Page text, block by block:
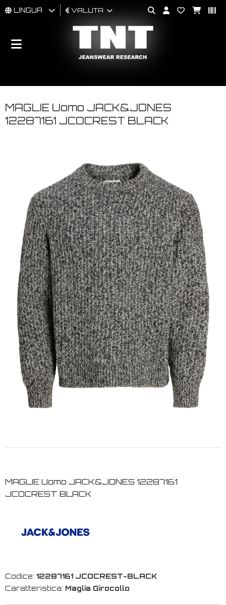
UOMO
BRAND
LINGUA VALUTA
MAGLIE Uomo JACK&JONES
12287161 JCOCREST BLACK
MAGLIE Uomo JACK&JONES 12287161
JCOCREST BLACK
Codice: 12287161 JCOCREST-BLACK
Caratteristica: Maglia Girocollo